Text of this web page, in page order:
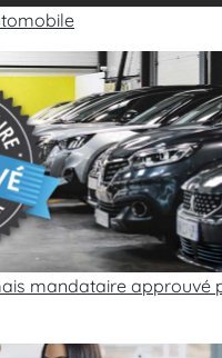
mandataire approuvé